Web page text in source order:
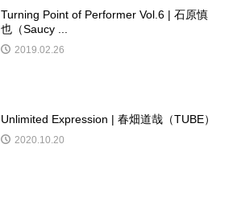
Turning Point of Performer Vol.6 | 石原慎
也（Saucy ...
2019.02.26
Unlimited Expression | 春畑道哉（TUBE）
2020.10.20